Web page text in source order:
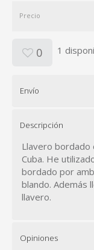
Precio
0 1
Envío
Descripción
Llavero bordado
Cuba. He
bordado por
blando. Además
llavero.
Opiniones